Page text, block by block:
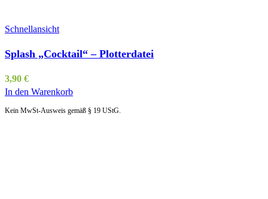
Schnellansicht
Splash „Cocktail“ – Plotterdatei
3,90 €
In den Warenkorb
Kein MwSt-Ausweis gemäß § 19 UStG.